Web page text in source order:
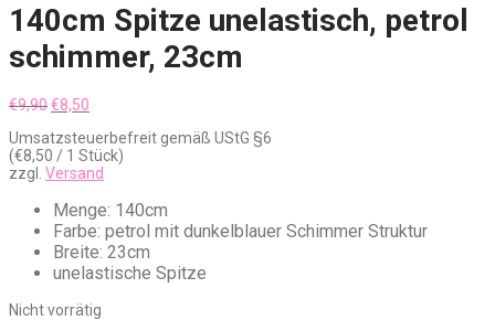
140cm Spitze unelastisch, petrol
schimmer, 23cm
€9,90Ursprünglicher
war:
€9,90
€8,50
ist:
€8,50.
Umsatzsteuerbefreit gemäß UStG §6
(€8,50 / 1 Stück)
zzgl. Versand
Menge: 140cm
Farbe: petrol mit dunkelblauer Schimmer Struktur
Breite: 23cm
unelastische Spitze
Nicht vorrätig